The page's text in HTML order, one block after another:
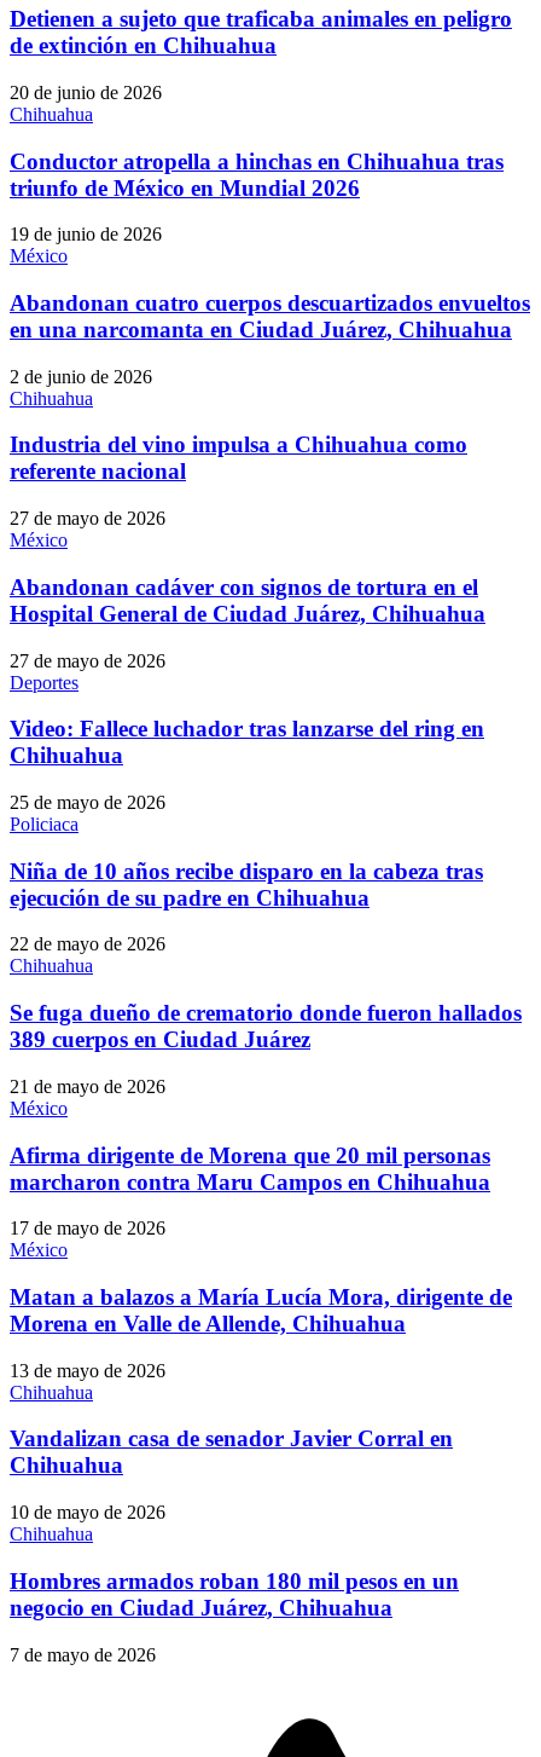
Detienen a sujeto que traficaba animales en peligro
de extinción en Chihuahua
20 de junio de 2026
Chihuahua
Conductor atropella a hinchas en Chihuahua tras
triunfo de México en Mundial 2026
19 de junio de 2026
México
Abandonan cuatro cuerpos descuartizados envueltos
en una narcomanta en Ciudad Juárez, Chihuahua
2 de junio de 2026
Chihuahua
Industria del vino impulsa a Chihuahua como
referente nacional
27 de mayo de 2026
México
Abandonan cadáver con signos de tortura en el
Hospital General de Ciudad Juárez, Chihuahua
27 de mayo de 2026
Deportes
Video: Fallece luchador tras lanzarse del ring en
Chihuahua
25 de mayo de 2026
Policiaca
Niña de 10 años recibe disparo en la cabeza tras
ejecución de su padre en Chihuahua
22 de mayo de 2026
Chihuahua
Se fuga dueño de crematorio donde fueron hallados
389 cuerpos en Ciudad Juárez
21 de mayo de 2026
México
Afirma dirigente de Morena que 20 mil personas
marcharon contra Maru Campos en Chihuahua
17 de mayo de 2026
México
Matan a balazos a María Lucía Mora, dirigente de
Morena en Valle de Allende, Chihuahua
13 de mayo de 2026
Chihuahua
Vandalizan casa de senador Javier Corral en
Chihuahua
10 de mayo de 2026
Chihuahua
Hombres armados roban 180 mil pesos en un
negocio en Ciudad Juárez, Chihuahua
7 de mayo de 2026